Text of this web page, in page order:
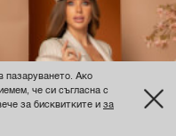
пазаруването. Ако
че си съгласна с
за бисквитките и за